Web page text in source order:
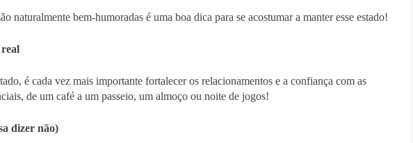
naturalmente bem-humoradas é uma boa dica para se acostumar a manter esse estado!
é cada vez mais importante fortalecer os relacionamentos e a confiança com as
de um café a um passeio, um almoço ou noite de jogos!
dizer não)